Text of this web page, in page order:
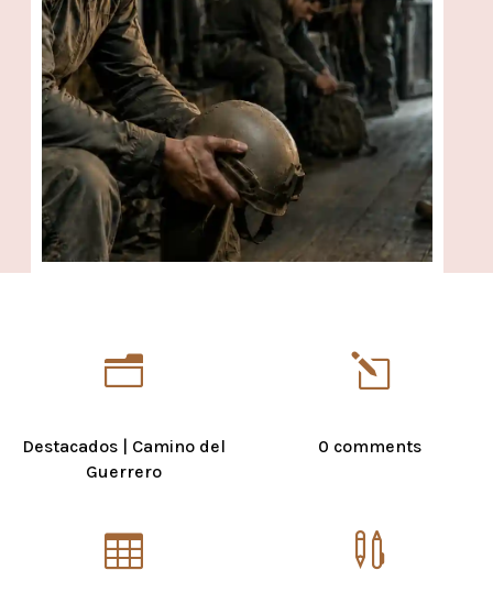
n
Destacados| Camino del
Guerrero
l
0 comments
 